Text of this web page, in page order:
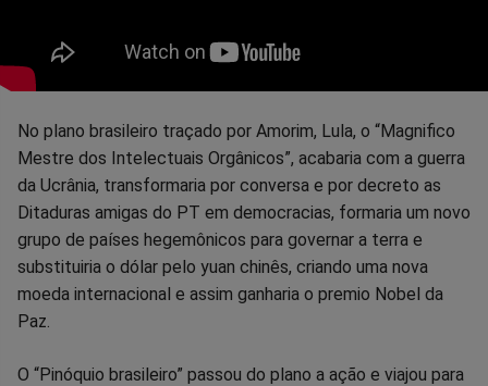
No plano brasileiro traçado por Amorim, Lula, o “Magnifico
Mestre dos Intelectuais Orgânicos”, acabaria com a guerra
da Ucrânia, transformaria por conversa e por decreto as
Ditaduras amigas do PT em democracias, formaria um novo
grupo de países hegemônicos para governar a terra e
substituiria o dólar pelo yuan chinês, criando uma nova
moeda internacional e assim ganharia o premio Nobel da
Paz.
O “Pinóquio brasileiro” passou do plano a ação e viajou para